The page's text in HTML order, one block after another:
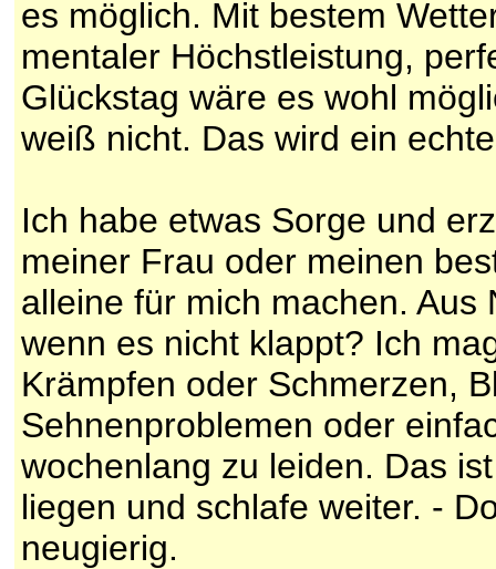
es möglich. Mit bestem
mentaler Höchstleistung,
Glückstag wäre es wohl
weiß nicht. Das wird ein
Ich habe etwas Sorge und
meiner Frau oder meinen
alleine für mich machen.
wenn es nicht klappt? Ich
Krämpfen oder Schmerzen,
Sehnenproblemen oder
wochenlang zu leiden. Das
liegen und schlafe weiter. -
neugierig.